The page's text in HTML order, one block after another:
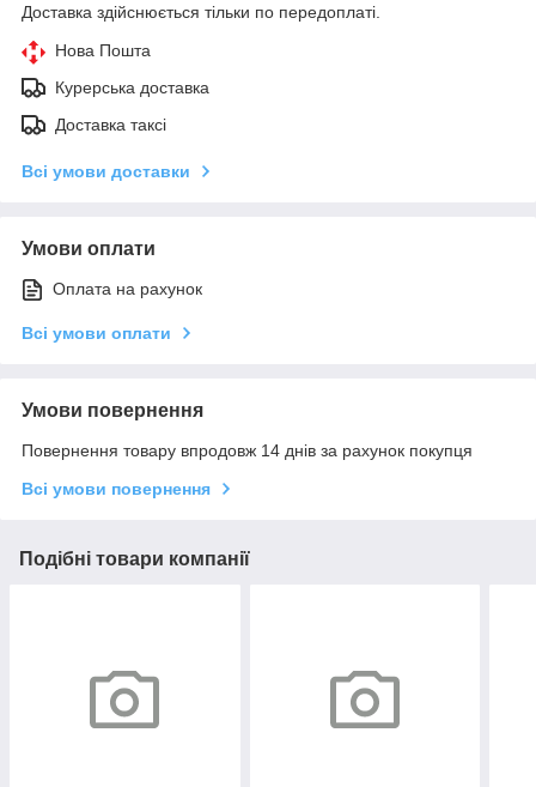
Доставка здійснюється тільки по передоплаті.
Нова Пошта
Курерська доставка
Доставка таксі
Всі умови доставки
Умови оплати
Оплата на рахунок
Всі умови оплати
Умови повернення
Повернення товару впродовж 14 днів за рахунок покупця
Всі умови повернення
Подібні товари компанії